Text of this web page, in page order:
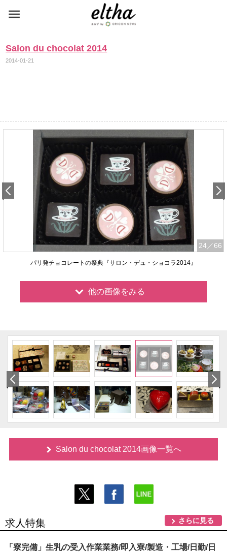
Salon du chocolat 2014
2014-01-21
24 ／66
パリ発チョコレートの祭典『サロン・デュ・ショコラ2014』
他の画像をみる
Salon du chocolat 2014画像一覧へ
求人特集 さらに見る
「寮完備」生乳の受入作業業務/即入寮/製造・工場/日勤/日